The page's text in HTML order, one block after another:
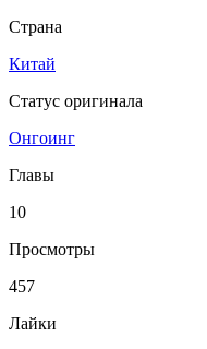
Страна
Китай
Статус оригинала
Онгоинг
Главы
10
Просмотры
457
Лайки